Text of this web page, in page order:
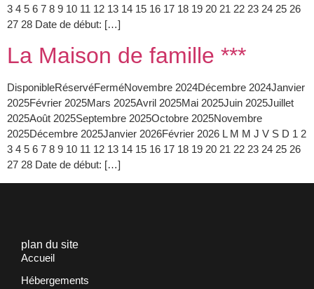
3 4 5 6 7 8 9 10 11 12 13 14 15 16 17 18 19 20 21 22 23 24 25 26
27 28 Date de début: […]
La Maison de famille ***
DisponibleRéservéFerméNovembre 2024Décembre 2024Janvier
2025Février 2025Mars 2025Avril 2025Mai 2025Juin 2025Juillet
2025Août 2025Septembre 2025Octobre 2025Novembre
2025Décembre 2025Janvier 2026Février 2026 L M M J V S D 1 2
3 4 5 6 7 8 9 10 11 12 13 14 15 16 17 18 19 20 21 22 23 24 25 26
27 28 Date de début: […]
plan du site
Accueil
Hébergements